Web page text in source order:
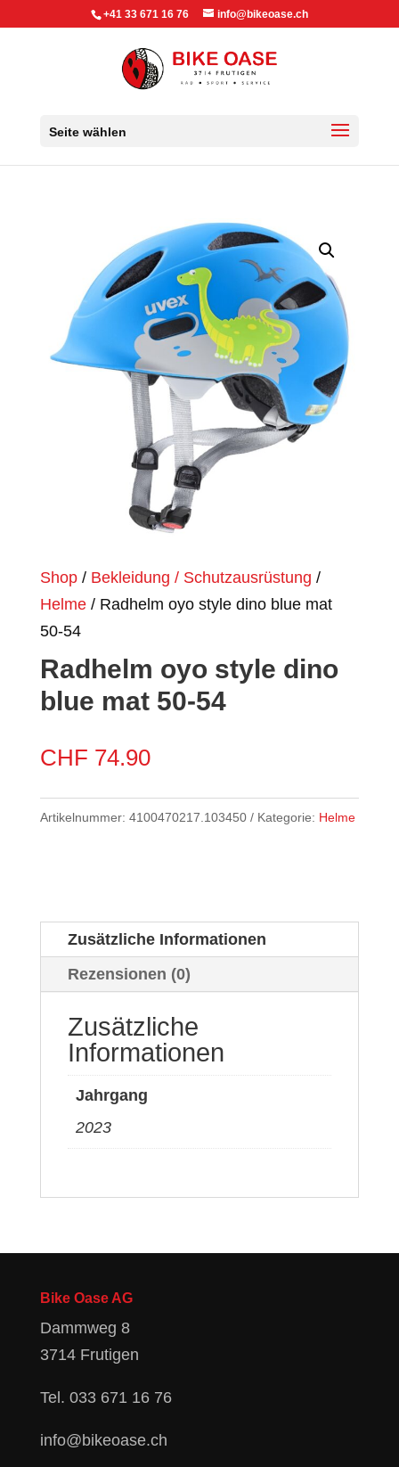
+41 33 671 16 76 info@bikeoase.ch
Seite wählen
Shop/ Bekleidung / Schutzausrüstung /
Helme/ Radhelm oyo style dino blue mat
50-54
Radhelm oyo style dino
blue mat 50-54
CHF 74.90
Artikelnummer: 4100470217.103450 Kategorie: Helme
Zusätzliche Informationen
Rezensionen (0)
Zusätzliche
Informationen
Jahrgang
2023
Bike Oase AG
Dammweg 8
3714 Frutigen
Tel. 033 671 16 76
info@bikeoase.ch